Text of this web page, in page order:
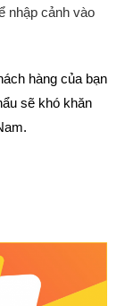
nhập cảnh vào
hàng của bạn
sẽ khó khăn